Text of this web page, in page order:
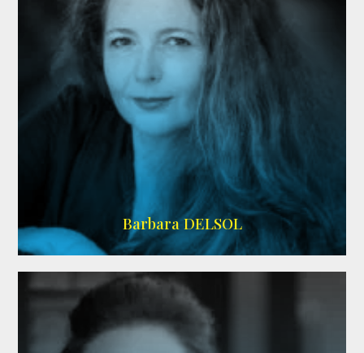
IMDB
Barbara DELSOL